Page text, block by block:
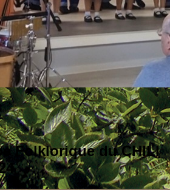
Folklorique du CHILI